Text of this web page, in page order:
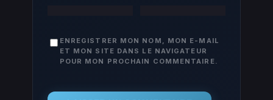
ENREGISTRER MON NOM, MON E-MAIL
ET MON SITE DANS LE NAVIGATEUR
POUR MON PROCHAIN COMMENTAIRE.